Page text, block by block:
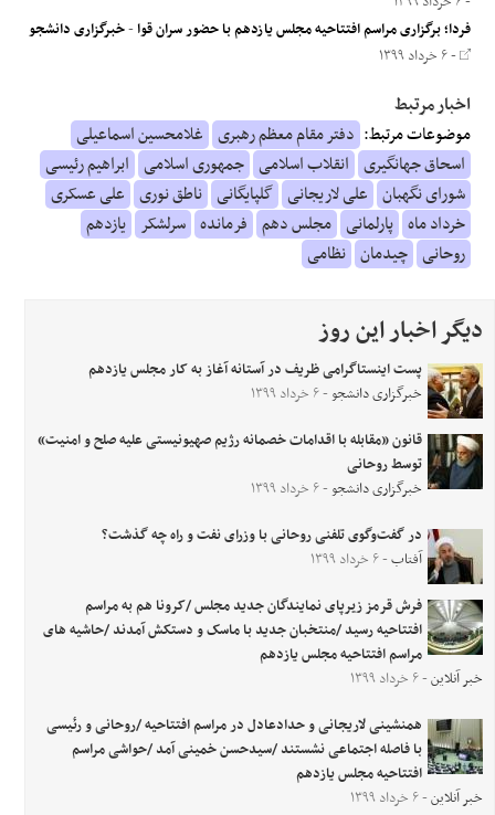
فردا؛ برگزاری مراسم افتتاحیه مجلس یازدهم با حضور سران قوا-خبرگزاری دانشجو
- ۶ خرداد ۱۳۹۹
اخبار مرتبط
موضوعات مرتبط: دفتر مقام معظم رهبری غلامحسین اسماعیلی
اسحاق جهانگیری انقلاب اسلامی جمهوری اسلامی ابراهیم رئیسی
شورای نگهبان علی لاریجانی گلپایگانی ناطق نوری علی عسکری
خرداد ماه پارلمانی مجلس دهم فرمانده سرلشکر یازدهم
روحانی چیدمان نظامی
دیگر اخبار این روز
پست اینستاگرامی ظریف در آستانه آغاز به کار مجلس یازدهم
خبرگزاری دانشجو- ۶ خرداد ۱۳۹۹
قانون «مقابله با اقدامات خصمانه رژیم صهیونیستی علیه صلح و امنیت»
توسط روحانی
خبرگزاری دانشجو- ۶ خرداد ۱۳۹۹
در گفت‌وگوی تلفنی روحانی با وزرای نفت و راه چه گذشت؟
آفتاب- ۶ خرداد ۱۳۹۹
فرش قرمز زیرپای نمایندگان جدید مجلس /کرونا هم به مراسم
افتتاحیه رسید /منتخبان جدید با ماسک و دستکش آمدند /حاشیه های
مراسم افتتاحیه مجلس یازدهم
خبر آنلاین- ۶ خرداد ۱۳۹۹
همنشینی لاریجانی و حدادعادل در مراسم افتتاحیه /روحانی و رئیسی
با فاصله اجتماعی نشستند /سیدحسن خمینی آمد /حواشی مراسم
افتتاحیه مجلس یازدهم
خبر آنلاین- ۶ خرداد ۱۳۹۹